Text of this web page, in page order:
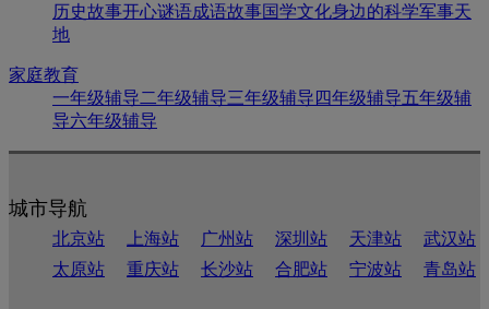
历史故事开心谜语成语故事国学文化身边的科学军事天
地
家庭教育
一年级辅导二年级辅导三年级辅导 四年级辅导五年级辅
导六年级辅导
城市导航
北京站 上海站 广州站 深圳站 天津站
武汉站
太原站
重庆站 长沙站 合肥站 宁波站 青岛站